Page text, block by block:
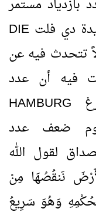
بازدياد مستمر
دي فلت DIE
تتحدث فيه عن
فيه أن عدد
HAMBURG
ضعف عدد
لقول الله
نَنقُصُهَا مِنْ
وَهُوَ سَرِيعُ